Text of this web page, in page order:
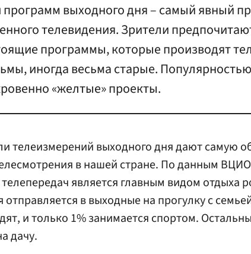
программ выходного дня – самый явный
телевидения. Зрители
программы, которые производят
иногда весьма старые.
«желтые» проекты.
телеизмерений выходного дня дают самую
в нашей стране. По данным
является главным видом отдыха
отправляется в выходные на прогулку с
и только 1% занимается спортом.
дачу.